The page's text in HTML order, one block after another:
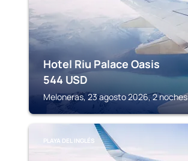
Hotel Riu Palace Oasis
544 USD
Meloneras, 23 agosto 2026, 2 noches
PLAYA DEL INGLÉS